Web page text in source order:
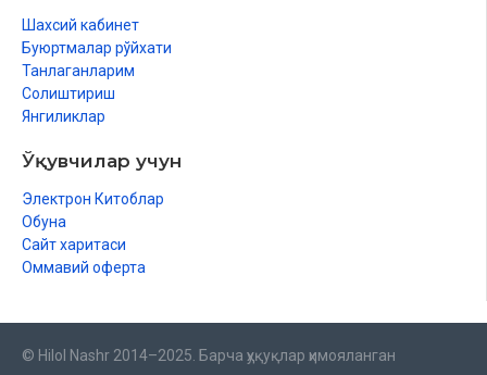
Шахсий кабинет
Буюртмалар рўйхати
Танлаганларим
Солиштириш
Янгиликлар
Ўқувчилар учун
Электрон Китоблар
Обуна
Сайт харитаси
Оммавий оферта
© Hilol Nashr 2014–2025. Барча ҳуқуқлар ҳимояланган